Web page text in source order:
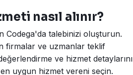
nasıl alınır?
Codega'da talebinizi oluşturun.
firmalar ve uzmanlar teklif
ve hizmet detaylarını
uygun hizmet vereni seçin.